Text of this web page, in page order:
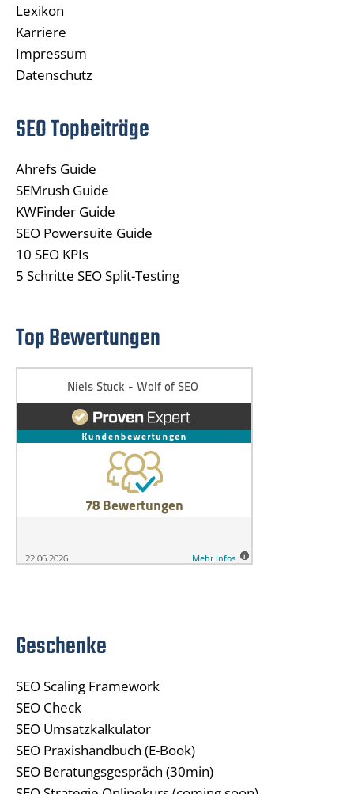
Lexikon
Karriere
Impressum
Datenschutz
SEO Topbeiträge
Ahrefs Guide
SEMrush Guide
KWFinder Guide
SEO Powersuite Guide
10 SEO KPIs
5 Schritte SEO Split-Testing
Top Bewertungen
Geschenke
SEO Scaling Framework
SEO Check
SEO Umsatzkalkulator
SEO Praxishandbuch (E-Book)
SEO Beratungsgespräch (30min)